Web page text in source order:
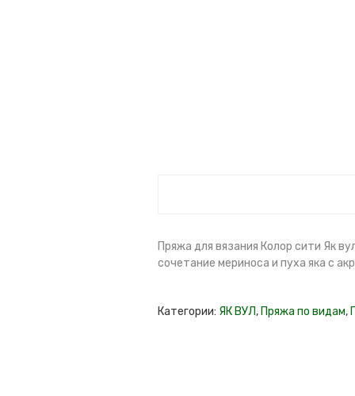
Пряжа для вязания Колор сити Як
сочетание мериноса и пуха яка с
Категории: ЯК ВУЛ, Пряжа по видам,